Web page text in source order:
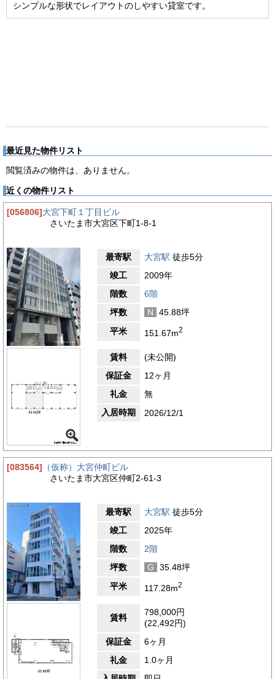
シンプルな形状でレイアウトのしやすい貸室です。
最近見た物件リスト
閲覧済みの物件は、ありません。
近くの物件リスト
[056806]大宮下町１丁目ビル
さいたま市大宮区下町1-8-1
最寄駅 大宮駅 徒歩5分
竣工
2009年
階数
6階
坪数
N
45.88坪
平米
151.67m2
賃料
(未公開)
保証金
12ヶ月
礼金
無
入居時期
2026/12/1
[083564] （仮称）大宮仲町ビル
さいたま市大宮区仲町2-61-3
最寄駅 大宮駅 徒歩5分
竣工
2025年
階数
2階
坪数
G
35.48坪
平米
117.28m2
賃料
798,000円
(22,492円)
保証金
6ヶ月
礼金
1.0ヶ月